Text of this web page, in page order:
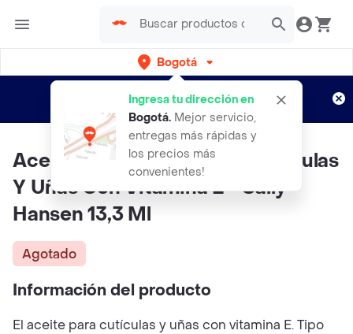
Bogotá
Ingresa tu dirección en
Bogotá. Mejor servicio,
entregas más rápidas y
los precios más
convenientes!
envíos gratis por semanas
Aplican TyC
Aceite Fortalecedor Para Cutículas
Y Uñas Con Vitamina E - Sally
Hansen 13,3 Ml
Agotado
Información del producto
El aceite para cutículas y uñas con vitamina E. Tipo